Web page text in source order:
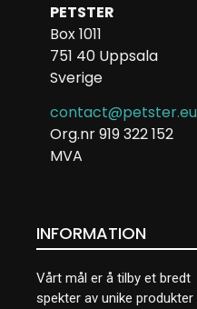
PETSTER
Box 1011
751 40 Uppsala
Sverige
contact@petster.eu
Org.nr 919 322 152
MVA
INFORMATION
Vårt mål er å tilby et bredt
spekter av unike produkter